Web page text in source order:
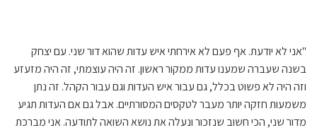
"אני לא יודעת. אף פעם לא אירחתי איש עדות שהוא דור שני. עם יצחק
בשנה שעברה שמענו עדות ממקור ראשון. זה היה עוצמתי, זה היה מזעזע
וזה היה לא פשוט בכלל, גם עבור איש העדות וגם עבור הקהל. זה נתן
משמעות חזקה יותר מעבר לטקסים המסורתיים. אבל גם אם העדות תגיע
מדור שני, הכי חשוב שנזכור ונעלה את נושא השואה לתודעה. אני מברכת